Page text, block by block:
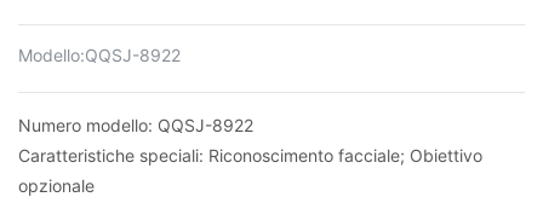
Modello:QQSJ-8922
Numero modello: QQSJ-8922
Caratteristiche speciali: Riconoscimento facciale; Obiettivo
opzionale